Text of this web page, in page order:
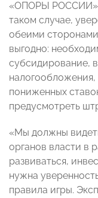
«ОПОРЫ РОССИИ»
таком случае,
обеими
выгодно:
субсидирование,
пониженных
предусмотреть
«Мы должны
органов власти в
развиваться,
нужна
правила игры.